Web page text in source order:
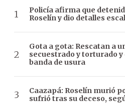
Policía afirma que
Roselín y dio detalles
Gota a gota: Rescatan a
secuestrado y torturado
banda de usura
Caazapá: Roselín murió
sufrió tras su deceso,